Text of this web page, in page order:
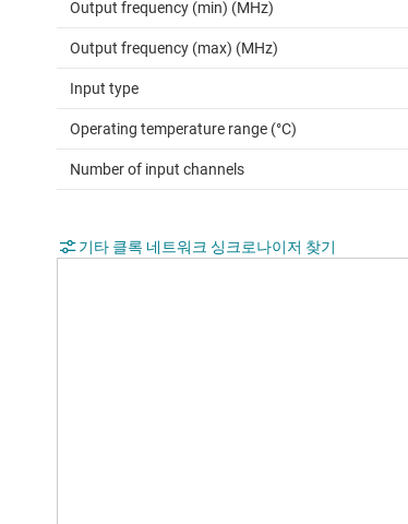
Output frequency (min) (MHz)
Output frequency (max) (MHz)
Input type
Operating temperature range (°C)
Number of input channels
기타 클록 네트워크 싱크로나이저 찾기